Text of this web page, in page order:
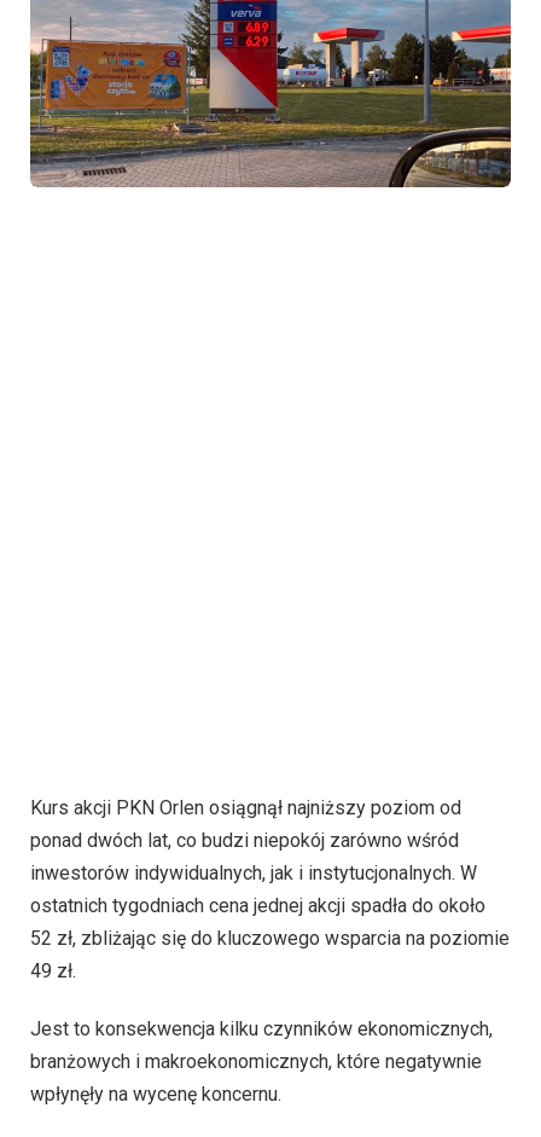
Kurs akcji PKN Orlen osiągnął najniższy poziom od
ponad dwóch lat, co budzi niepokój zarówno wśród
inwestorów indywidualnych, jak i instytucjonalnych. W
ostatnich tygodniach cena jednej akcji spadła do około
52 zł, zbliżając się do kluczowego wsparcia na poziomie
49 zł.
Jest to konsekwencja kilku czynników ekonomicznych,
branżowych i makroekonomicznych, które negatywnie
wpłynęły na wycenę koncernu.